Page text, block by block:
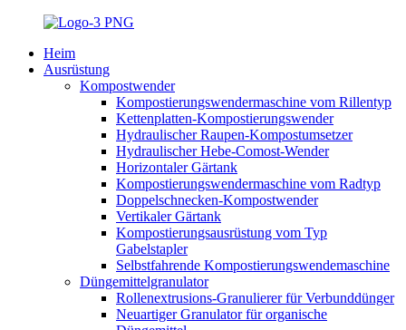
Heim
Ausrüstung
Kompostwender
Kompostierungswendermaschine vom Rillentyp
Kettenplatten-Kompostierungswender
Hydraulischer Raupen-Kompostumsetzer
Hydraulischer Hebe-Comost-Wender
Horizontaler Gärtank
Kompostierungswendermaschine vom Radtyp
Doppelschnecken-Kompostwender
Vertikaler Gärtank
Kompostierungsausrüstung vom Typ
Gabelstapler
Selbstfahrende Kompostierungswendemaschine
Düngemittelgranulator
Rollenextrusions-Granulierer für Verbunddünger
Neuartiger Granulator für organische